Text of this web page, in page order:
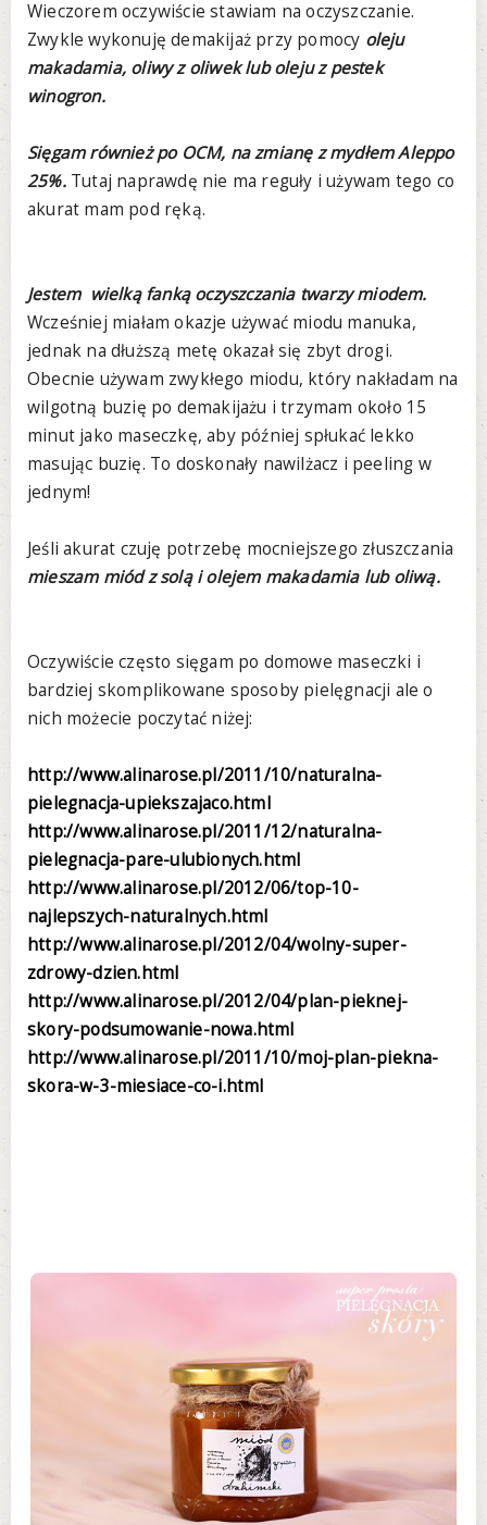
Wieczorem oczywiście stawiam na oczyszczanie.
Zwykle wykonuję demakijaż przy pomocy oleju
makadamia, oliwy z oliwek lub oleju z pestek
winogron.
Sięgam również po OCM, na zmianę z mydłem Aleppo
25%. Tutaj naprawdę nie ma reguły i używam tego co
akurat mam pod ręką.
Jestem wielką fanką oczyszczania twarzy miodem.
Wcześniej miałam okazje używać miodu manuka,
jednak na dłuższą metę okazał się zbyt drogi.
Obecnie używam zwykłego miodu, który nakładam na
wilgotną buzię po demakijażu i trzymam około 15
minut jako maseczkę, aby później spłukać lekko
masując buzię. To doskonały nawilżacz i peeling w
jednym!
Jeśli akurat czuję potrzebę mocniejszego złuszczania
mieszam miód z solą i olejem makadamia lub oliwą.
Oczywiście często sięgam po domowe maseczki i
bardziej skomplikowane sposoby pielęgnacji ale o
nich możecie poczytać niżej:
http://www.alinarose.pl/2011/10/naturalna-
pielegnacja-upiekszajaco.html
http://www.alinarose.pl/2011/12/naturalna-
pielegnacja-pare-ulubionych.html
http://www.alinarose.pl/2012/06/top-10-
najlepszych-naturalnych.html
http://www.alinarose.pl/2012/04/wolny-super-
zdrowy-dzien.html
http://www.alinarose.pl/2012/04/plan-pieknej-
skory-podsumowanie-nowa.html
http://www.alinarose.pl/2011/10/moj-plan-piekna-
skora-w-3-miesiace-co-i.html